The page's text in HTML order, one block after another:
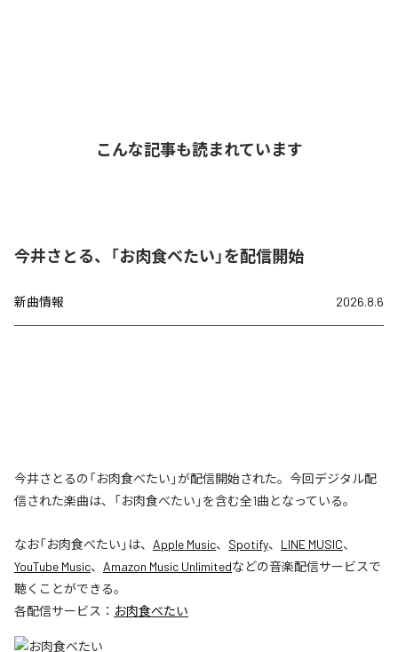
こんな記事も読まれています
今井さとる、「お肉食べたい」を配信開始
新曲情報 2026.8.6
今井さとるの「お肉食べたい」が配信開始された。今回デジタル配
信された楽曲は、「お肉食べたい」を含む全1曲となっている。
なお「お肉食べたい 」は、 Apple Music、 Spotify、 LINE MUSIC、
YouTube Music、 Amazon Music Unlimitedなどの音楽配信サービスで
聴くことができる。
各配信サービス： お肉食べたい